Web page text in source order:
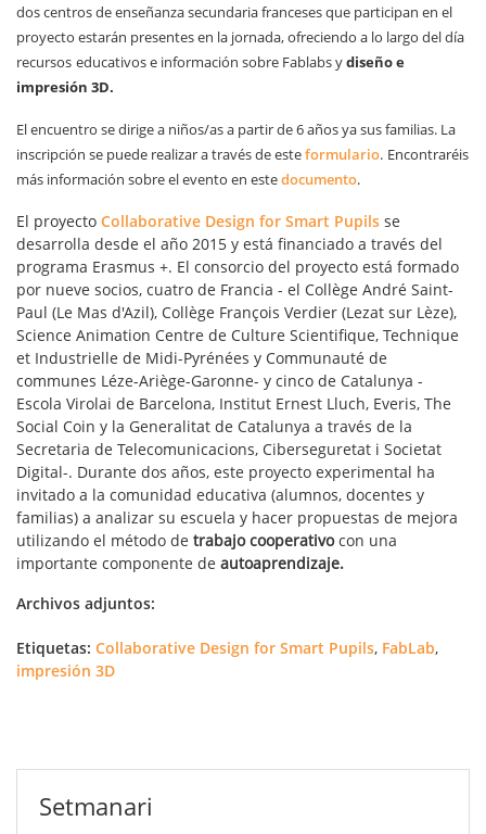
dos centros de enseñanza secundaria franceses que participan en el
proyecto estarán presentes en la jornada, ofreciendo a lo largo del día
recursos educativos e información sobre Fablabs ydiseño e
impresión 3D.
El encuentro se dirige a niños/as a partir de 6 años ya sus familias. La
inscripción se puede realizar a través de esteformulario. Encontraréis
más información sobre el evento en estedocumento.
El proyecto Collaborative Design for Smart Pupils se
desarrolla desde el año 2015 y está financiado a través del
programa Erasmus +. El consorcio del proyecto está formado
por nueve socios, cuatro de Francia - el Collège André Saint-
Paul (Le Mas d'Azil), Collège François Verdier (Lezat sur Lèze),
Science Animation Centre de Culture Scientifique, Technique
et Industrielle de Midi-Pyrénées y Communauté de
communes Léze-Ariège-Garonne- y cinco de Catalunya -
Escola Virolai de Barcelona, Institut Ernest Lluch, Everis, The
Social Coin y la Generalitat de Catalunya a través de la
Secretaria de Telecomunicacions, Ciberseguretat i Societat
Digital-. Durante dos años, este proyecto experimental ha
invitado a la comunidad educativa (alumnos, docentes y
familias) a analizar su escuela y hacer propuestas de mejora
utilizando el método de trabajo cooperativocon una
importante componente de autoaprendizaje.
Archivos adjuntos:
Etiquetas: Collaborative Design for Smart Pupils, FabLab,
impresión 3D
Setmanari